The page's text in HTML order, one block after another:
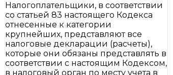
Налогоплательщики, в соответствии
со статьей 83 настоящего Кодекса
отнесенные к категории
крупнейших, представляют все
налоговые декларации (расчеты),
которые они обязаны представлять в
соответствии с настоящим Кодексом,
в налоговый орган по месту учета в